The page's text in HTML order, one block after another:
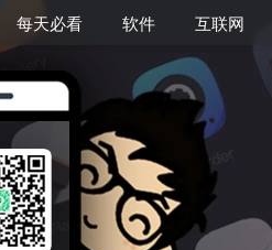
每天必看 软件 互联网